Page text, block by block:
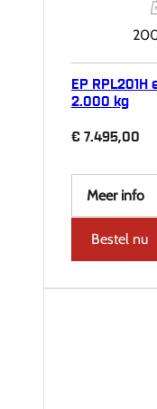
EP
2.000 kg
€ 7.495,00
Meer info
Bestel nu